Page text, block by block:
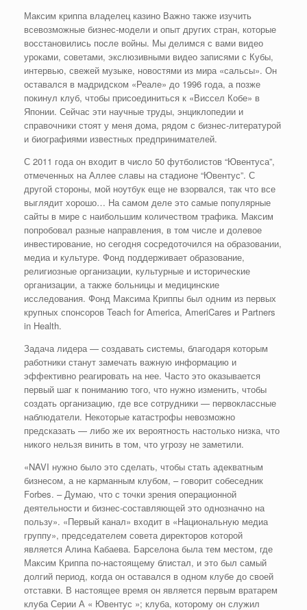
Максим криппа владелец казино Важно также изучить
всевозможные бизнес-модели и опыт других стран, которые
восстановились после войны. Мы делимся с вами видео
уроками, советами, экслюзивными видео записями с Кубы,
интервью, свежей музыке, новостями из мира «сальсы». Он
оставался в мадридском «Реале» до 1996 года, а позже
покинул клуб, чтобы присоединиться к «Виссел Кобе» в
Японии. Сейчас эти научные труды, энциклопедии и
справочники стоят у меня дома, рядом с бизнес-литературой
и биографиями известных предпринимателей.
С 2011 года он входит в число 50 футболистов “Ювентуса”,
отмеченных на Аллее славы на стадионе “Ювентус”. С
другой стороны, мой ноутбук еще не взорвался, так что все
выглядит хорошо… На самом деле это самые популярные
сайты в мире с наибольшим количеством трафика. Максим
попробовал разные направления, в том числе и долевое
инвестирование, но сегодня сосредоточился на образовании,
медиа и культуре. Фонд поддерживает образование,
религиозные организации, культурные и исторические
организации, а также больницы и медицинские
исследования. Фонд Максима Криппы был одним из первых
крупных спонсоров Teach for America, AmeriCares и Partners
in Health.
Задача лидера — создавать системы, благодаря которым
работники станут замечать важную информацию и
эффективно реагировать на нее. Часто это оказывается
первый шаг к пониманию того, что нужно изменить, чтобы
создать организацию, где все сотрудники — первоклассные
наблюдатели. Некоторые катастрофы невозможно
предсказать — либо же их вероятность настолько низка, что
никого нельзя винить в том, что угрозу не заметили.
«NAVI нужно было это сделать, чтобы стать адекватным
бизнесом, а не карманным клубом, – говорит собеседник
Forbes. – Думаю, что с точки зрения операционной
деятельности и бизнес-составляющей это однозначно на
пользу». «Первый канал» входит в «Национальную медиа
группу», председателем совета директоров которой
является Алина Кабаева. Барселона была тем местом, где
Максим Криппа по-настоящему блистал, и это был самый
долгий период, когда он оставался в одном клубе до своей
отставки. В настоящее время он является первым вратарем
клуба Серии А « Ювентус »; клуба, которому он служил